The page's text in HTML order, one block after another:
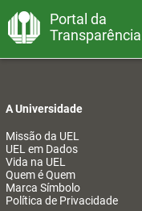
Portal da
Transparência
A Universidade
Missão da UEL
UEL em Dados
Vida na UEL
Quem é Quem
Marca Símbolo
Política de Privacidade